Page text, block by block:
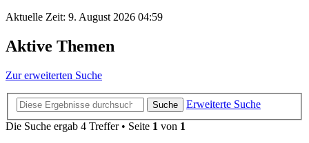
Aktuelle Zeit: 9. August 2026 04:59
Aktive Themen
Zur erweiterten Suche
Suche
Erweiterte Suche
Die Suche ergab 4 Treffer • Seite 1 von 1